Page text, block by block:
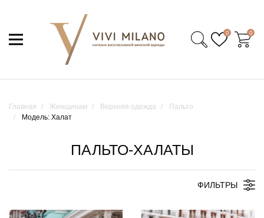
0 0
Главная Женщинам Верхняя одежда
Пальто
Модель: Халат
ПАЛЬТО-ХАЛАТЫ
ФИЛЬТРЫ